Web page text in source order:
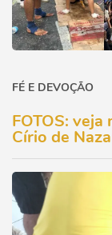
FÉ E DEVOÇÃO
FOTOS:
Círio de